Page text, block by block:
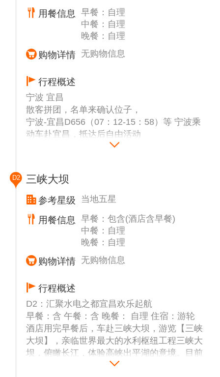
用餐信息
早餐：自理
中餐：自理
晚餐：自理
购物详情 无购物信息
行程概述
宁波 宜昌
散客拼团，名单来确认位子，
宁波-宜昌D656（07：12-15：58）等 宁波乘
动车赴宜昌，抵达后自由活动
D2 三峡大坝
参考星级 当地五星
用餐信息
早餐：包含(酒店含早餐)
中餐：自理
晚餐：自理
购物详情 无购物信息
行程概述
D2：汇聚水电之都宜昌欢乐起航
早餐：含 午餐：含 晚餐： 自理 住宿：游轮
酒店用完早餐后，车赴三峡大坝，游览【三峡
大坝】，亲临世界最大的水利枢纽工程三峡大
坝，俯瞰长江，体验高峡出平湖的意境。目前
世界上规模最大的水电站和清洁能源基地，也